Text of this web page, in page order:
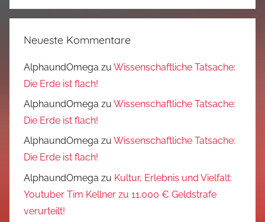
Neueste Kommentare
AlphaundOmega zu Wissenschaftliche Tatsache:
Die Erde ist flach!
AlphaundOmega zu Wissenschaftliche Tatsache:
Die Erde ist flach!
AlphaundOmega zu Wissenschaftliche Tatsache:
Die Erde ist flach!
AlphaundOmega zu Kultur, Erlebnis und Vielfalt:
Youtuber Tim Kellner zu 11.000 € Geldstrafe
verurteilt!